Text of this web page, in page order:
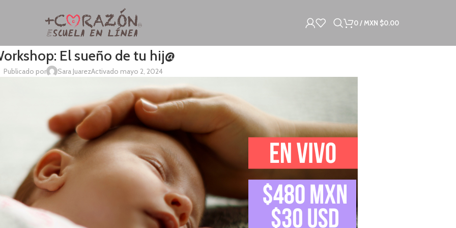
0/ MXN $0.00
El sueño de tu hij@
Publicado por Sara JuarezActivado mayo 2, 2024